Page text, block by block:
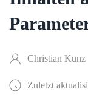
Christian Kunz
Zuletzt